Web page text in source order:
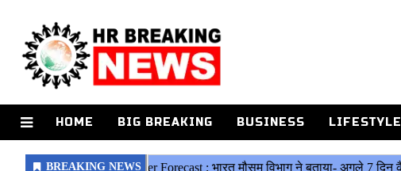
HOME BIG BREAKING BUSINESS LIFESTYLE